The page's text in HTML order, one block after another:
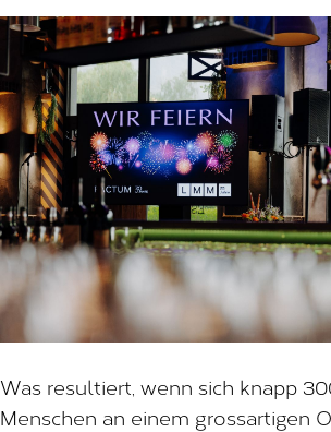
Was resultiert, wenn sich knapp
Menschen an einem grossartigen